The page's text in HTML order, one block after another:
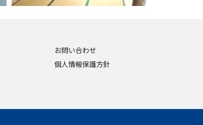
お問い合わせ
個人情報保護方針